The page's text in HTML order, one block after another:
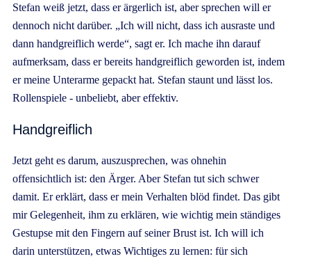
Stefan weiß jetzt, dass er ärgerlich ist, aber sprechen will er
dennoch nicht darüber. „Ich will nicht, dass ich ausraste und
dann handgreiflich werde“, sagt er. Ich mache ihn darauf
aufmerksam, dass er bereits handgreiflich geworden ist, indem
er meine Unterarme gepackt hat. Stefan staunt und lässt los.
Rollenspiele - unbeliebt, aber effektiv.
Handgreiflich
Jetzt geht es darum, auszusprechen, was ohnehin
offensichtlich ist: den Ärger. Aber Stefan tut sich schwer
damit. Er erklärt, dass er mein Verhalten blöd findet. Das gibt
mir Gelegenheit, ihm zu erklären, wie wichtig mein ständiges
Gestupse mit den Fingern auf seiner Brust ist. Ich will ich
darin unterstützen, etwas Wichtiges zu lernen: für sich